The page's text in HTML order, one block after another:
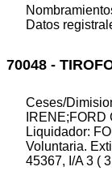
Datos
70048 -
Ceses/
Liquidador:
Voluntaria.
45367, I/A 3 (